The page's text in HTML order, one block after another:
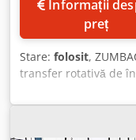
preț
Stare: folosit,
transfer rotativă de
acuratețe și
lucru, 6 controlate
încărcare/